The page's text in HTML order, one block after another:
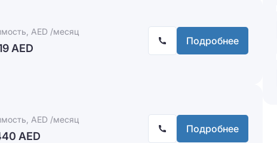
AED /месяц
AED
Подробнее
AED /месяц
AED
Подробнее